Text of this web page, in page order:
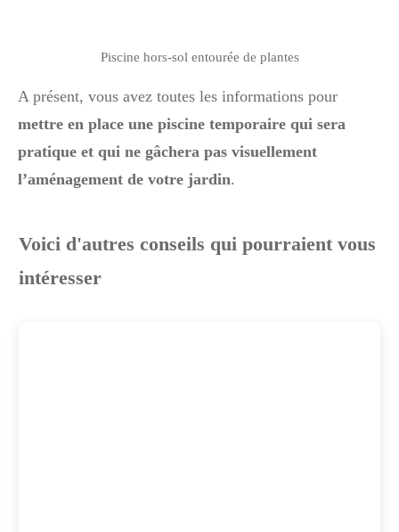
Piscine hors-sol entourée de plantes
A présent, vous avez toutes les informations pour
mettre en place une piscine temporaire qui sera
pratique et qui ne gâchera pas visuellement
l’aménagement de votre jardin.
Voici d'autres conseils qui pourraient vous
intéresser